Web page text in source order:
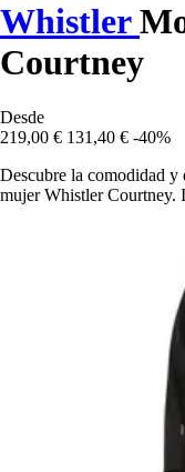
Whistler
Courtney
Desde
219,00 € 131,40 € -40%
Descubre la comodidad
mujer Whistler Courtney.